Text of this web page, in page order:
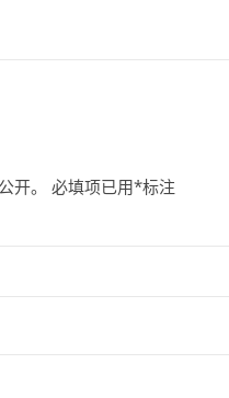
开。 必填项已用*标注